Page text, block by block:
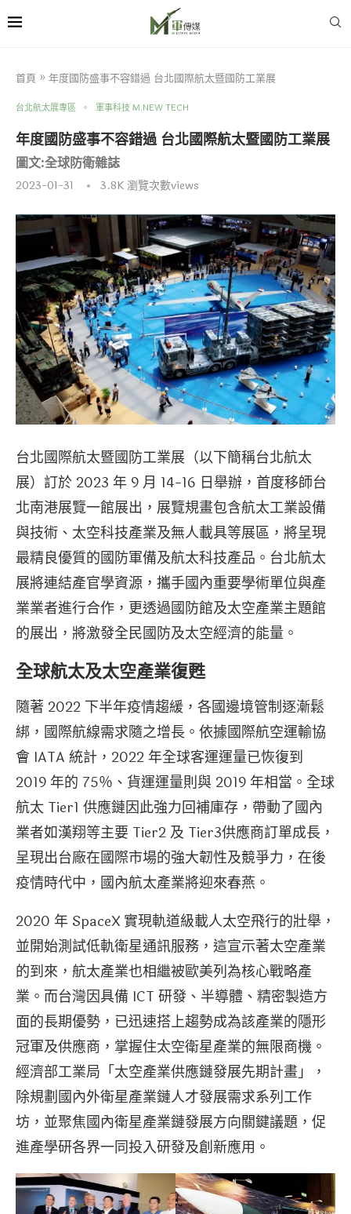
首頁 » 年度國防盛事不容錯過 台北國際航太暨國防工業展
台北航太展專區 軍事科技 M.NEW TECH
年度國防盛事不容錯過 台北國際航太暨國防工業展
圖文:全球防衛雜誌
2023-01-31 3.8K瀏覽次數views
台北國際航太暨國防工業展（以下簡稱台北航太
展）訂於 2023 年 9 月 14-16 日舉辦，首度移師台
北南港展覽一館展出，展覽規畫包含航太工業設備
與技術、太空科技產業及無人載具等展區，將呈現
最精良優質的國防軍備及航太科技產品。台北航太
展將連結產官學資源，攜手國內重要學術單位與產
業業者進行合作，更透過國防館及太空產業主題館
的展出，將激發全民國防及太空經濟的能量。
全球航太及太空產業復甦
隨著 2022 下半年疫情趨緩，各國邊境管制逐漸鬆
綁，國際航線需求隨之增長。依據國際航空運輸協
會 IATA 統計，2022 年全球客運運量已恢復到
2019 年的 75％、貨運運量則與 2019 年相當。全球
航太 Tier1 供應鏈因此強力回補庫存，帶動了國內
業者如漢翔等主要 Tier2 及 Tier3供應商訂單成長，
呈現出台廠在國際市場的強大韌性及競爭力，在後
疫情時代中，國內航太產業將迎來春燕。
2020 年 SpaceX 實現軌道級載人太空飛行的壯舉，
並開始測試低軌衛星通訊服務，這宣示著太空產業
的到來，航太產業也相繼被歐美列為核心戰略產
業。而台灣因具備 ICT 研發、半導體、精密製造方
面的長期優勢，已迅速搭上趨勢成為該產業的隱形
冠軍及供應商，掌握住太空衛星產業的無限商機。
經濟部工業局「太空產業供應鏈發展先期計畫」，
除規劃國內外衛星產業鏈人才發展需求系列工作
坊，並聚焦國內衛星產業鏈發展方向關鍵議題，促
進產學研各界一同投入研發及創新應用。